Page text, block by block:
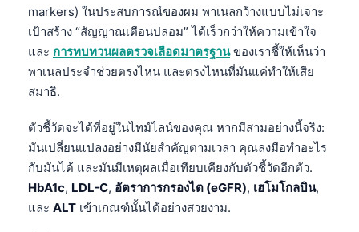
markers) ในประสบการณ์ของผม พาเนลกว้างแบบไม่เจาะ
เป้าสร้าง “สัญญาณเตือนปลอม” ได้เร็วกว่าให้ความเข้าใจ
และ การทบทวนผลตรวจเลือดมาตรฐานของเราชี้ให้เห็นว่า
พาเนลประจำช่วยตรงไหน และตรงไหนที่มันแค่ทำให้เสีย
สมาธิ.
ตัวชี้วัดจะได้ที่อยู่ในไทม์ไลน์ของคุณ หากมีสามอย่างนี้จริง:
มันเปลี่ยนแปลงอย่างมีนัยสำคัญตามเวลา คุณลงมือทำอะไร
กับมันได้ และมันมีเหตุผลเมื่อเทียบเคียงกับตัวชี้วัดอีกตัว.
HbA1c, LDL-C, อัตราการกรองไต (eGFR), เฮโมโกลบิน,
และ ALT เข้าเกณฑ์นั้นได้อย่างสวยงาม.